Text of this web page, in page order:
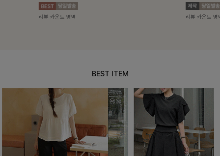
리뷰 카운트 영역 리뷰 카운트 영
BEST ITEM